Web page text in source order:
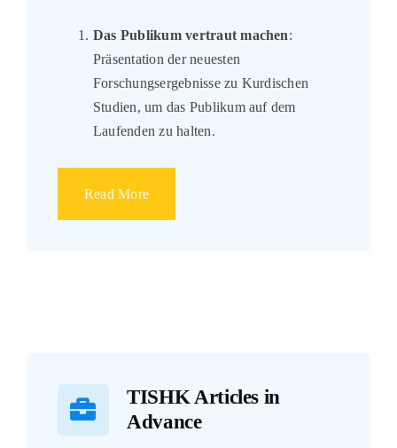
Das Publikum vertraut machen:
Präsentation der neuesten
Forschungsergebnisse zu Kurdischen
Studien, um das Publikum auf dem
Laufenden zu halten.
Read More
TISHK Articles in
Advance